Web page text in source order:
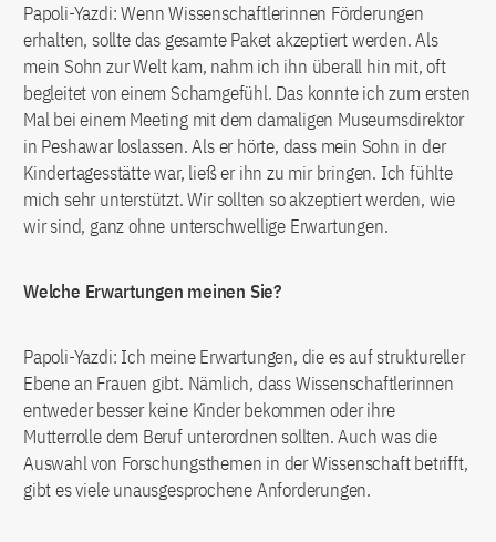
Papoli-Yazdi: Wenn Wissenschaftlerinnen Förderungen
erhalten, sollte das gesamte Paket akzeptiert werden. Als
mein Sohn zur Welt kam, nahm ich ihn überall hin mit, oft
begleitet von einem Schamgefühl. Das konnte ich zum ersten
Mal bei einem Meeting mit dem damaligen Museumsdirektor
in Peshawar loslassen. Als er hörte, dass mein Sohn in der
Kindertagesstätte war, ließ er ihn zu mir bringen. Ich fühlte
mich sehr unterstützt. Wir sollten so akzeptiert werden, wie
wir sind, ganz ohne unterschwellige Erwartungen.
Welche Erwartungen meinen Sie?
Papoli-Yazdi: Ich meine Erwartungen, die es auf struktureller
Ebene an Frauen gibt. Nämlich, dass Wissenschaftlerinnen
entweder besser keine Kinder bekommen oder ihre
Mutterrolle dem Beruf unterordnen sollten. Auch was die
Auswahl von Forschungsthemen in der Wissenschaft betrifft,
gibt es viele unausgesprochene Anforderungen.